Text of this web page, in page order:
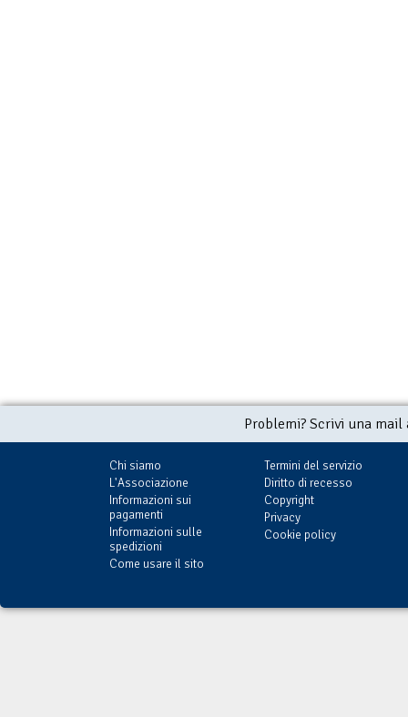
Problemi? Scrivi una
Chi siamo
L'Associazione
Informazioni sui
pagamenti
Informazioni sulle
spedizioni
Come usare il sito
Termini del servizio
Diritto di recesso
Copyright
Privacy
Cookie policy